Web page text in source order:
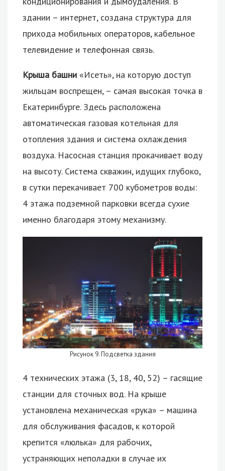
здании – интернет, создана структура для
прихода мобильных операторов, кабельное
телевидение и телефонная связь.
Крыша башни «Исеть», на которую доступ
жильцам воспрещен, – самая высокая точка в
Екатеринбурге. Здесь расположена
автоматическая газовая котельная для
отопления здания и система охлаждения
воздуха. Насосная станция прокачивает воду
на высоту. Система скважин, идущих глубоко,
в сутки перекачивает 700 кубометров воды:
4 этажа подземной парковки всегда сухие
именно благодаря этому механизму.
Рисунок 9. Подсветка здания
4 технических этажа (3, 18, 40, 52) – гасящие
станции для сточных вод. На крыше
установлена механическая «рука» – машина
для обслуживания фасадов, к которой
крепится «люлька» для рабочих,
устраняющих неполадки в случае их